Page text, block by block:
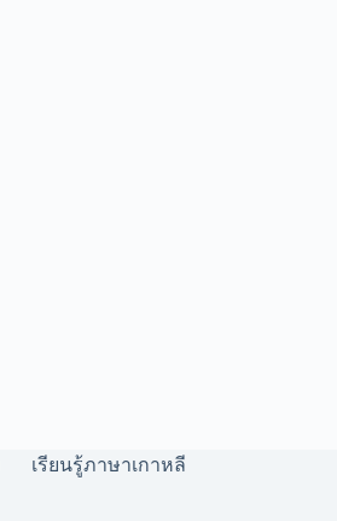
เรียนรู้ภาษาเกาหลี